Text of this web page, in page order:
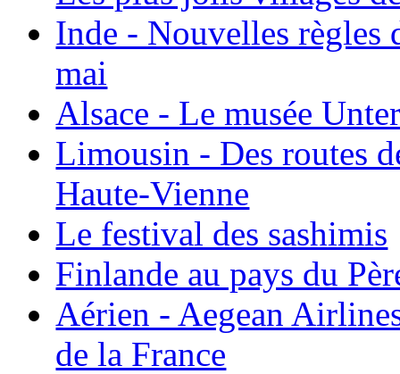
Inde - Nouvelles règles
mai
Alsace - Le musée
Limousin - Des routes
Haute-Vienne
Le festival des sashimis
Finlande au pays du
Aérien - Aegean
de la France